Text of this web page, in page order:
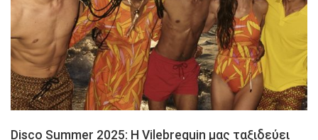
Disco Summer 2025: Η Vilebrequin μας ταξιδεύει